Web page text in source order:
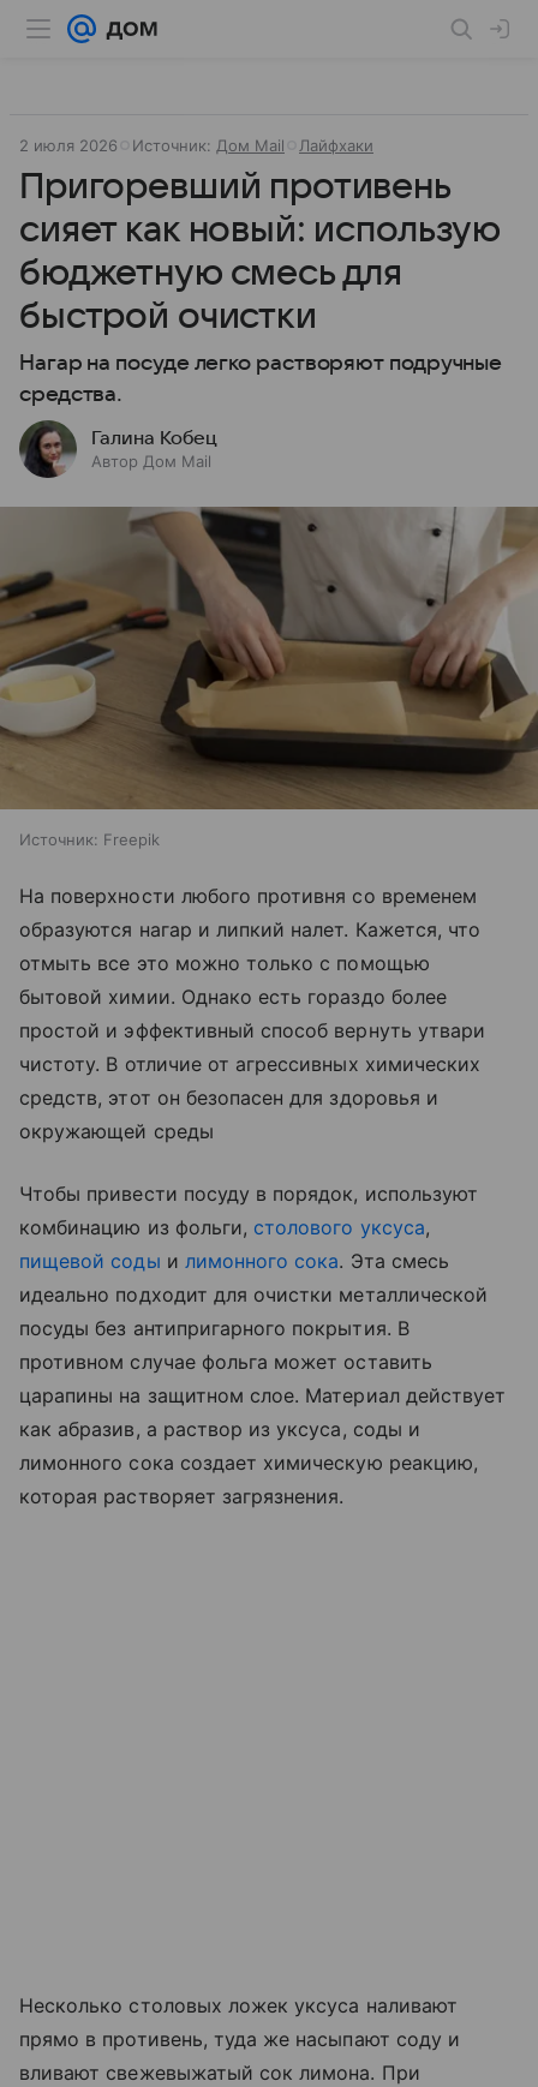
2 июля 2026 Источник: Дом Mail Лайфхаки
Пригоревший противень
сияет как новый: использую
бюджетную смесь для
быстрой очистки
Нагар на посуде легко растворяют подручные
средства.
Галина Кобец
Автор Дом Mail
Источник: Freepik
На поверхности любого противня со временем
образуются нагар и липкий налет. Кажется, что
отмыть все это можно только с помощью
бытовой химии. Однако есть гораздо более
простой и эффективный способ вернуть утвари
чистоту. В отличие от агрессивных химических
средств, этот он безопасен для здоровья и
окружающей среды
Чтобы привести посуду в порядок, используют
комбинацию из фольги, столового уксуса,
пищевой соды и лимонного сока. Эта смесь
идеально подходит для очистки металлической
посуды без антипригарного покрытия. В
противном случае фольга может оставить
царапины на защитном слое. Материал действует
как абразив, а раствор из уксуса, соды и
лимонного сока создает химическую реакцию,
которая растворяет загрязнения.
Несколько столовых ложек уксуса наливают
прямо в противень, туда же насыпают соду и
вливают свежевыжатый сок лимона. При